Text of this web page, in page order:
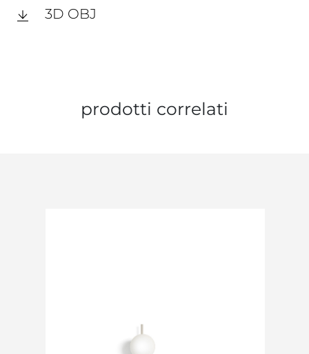
3D OBJ
prodotti correlati